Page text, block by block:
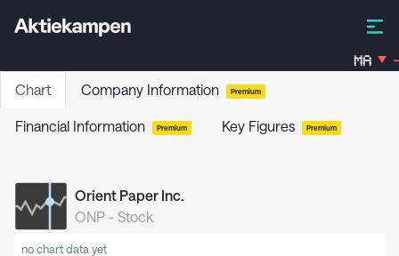
MA
Chart Company Information Premium
Financial Information Premium Key Figures Premium
Orient Paper Inc.
ONP - Stock
no chart data yet